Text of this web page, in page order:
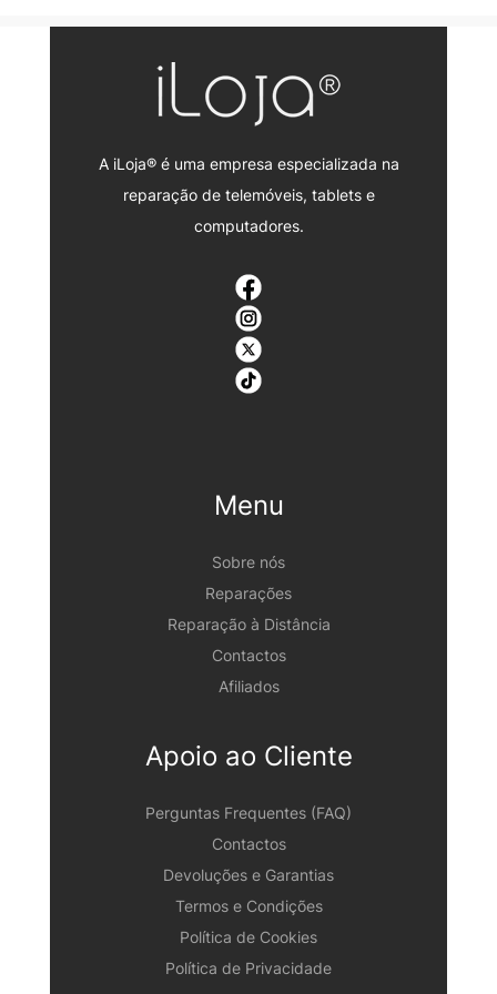
A iLoja® é uma empresa especializada na
reparação de telemóveis, tablets e
computadores.
Menu
Sobre nós
Reparações
Reparação à Distância
Contactos
Afiliados
Apoio ao Cliente
Perguntas Frequentes (FAQ)
Contactos
Devoluções e Garantias
Termos e Condições
Política de Cookies
Política de Privacidade